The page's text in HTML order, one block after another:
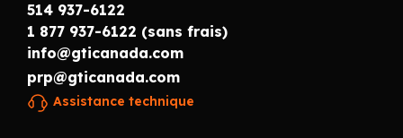
514 937-6122
1 877 937-6122 (sans frais)
info@gticanada.com
prp@gticanada.com
Assistance technique